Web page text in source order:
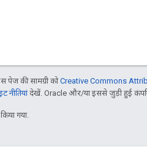
पेज की सामग्री कोCreative Commons
नीतियांदेखें. Oracle और/या इससे जुड़ी हुई
गया.